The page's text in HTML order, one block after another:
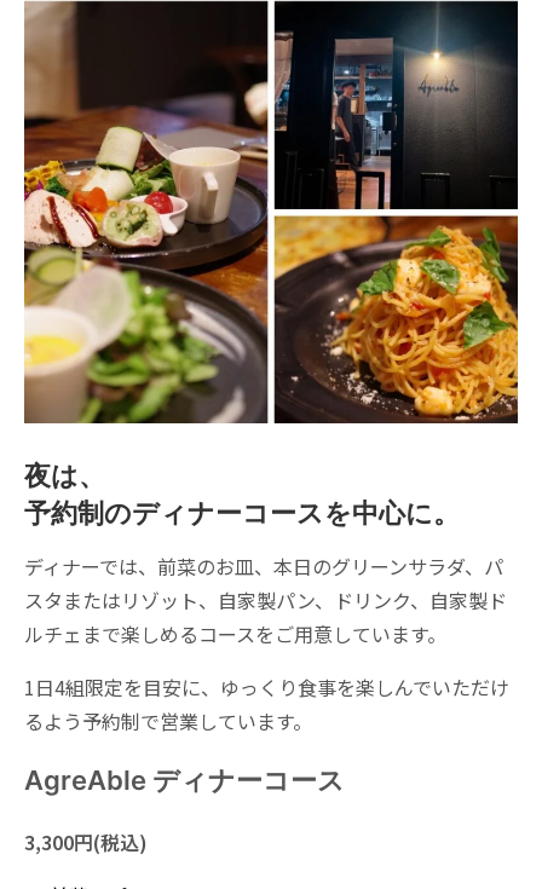
夜は、
予約制のディナーコースを中心に。
ディナーでは、前菜のお皿、本日のグリーンサラダ、パ
スタまたはリゾット、自家製パン、ドリンク、自家製ド
ルチェまで楽しめるコースをご用意しています。
1日4組限定を目安に、ゆっくり食事を楽しんでいただけ
るよう予約制で営業しています。
AgreAble ディナーコース
3,300円(税込)